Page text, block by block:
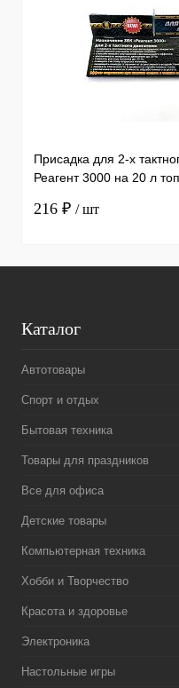
Присадка для 2-х
Реагент 3000 на 20 л
216 ₽ / шт
Каталог
Автотовары
Спорт и отдых
Бытовая техника
Товары для праздников
Все для офиса
Детские товары
Компьютерная техника
Хобби и Творчество
Красота и здоровье
Электроника
Настольные игры